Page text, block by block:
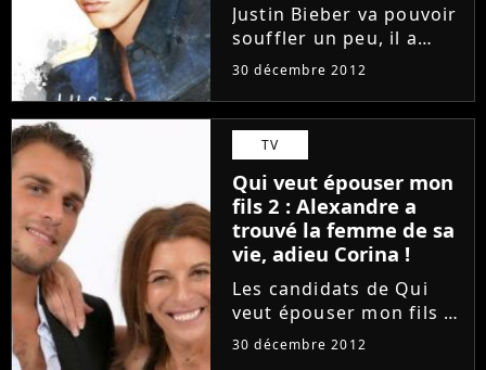
Justin Bieber va pouvoir
souffler un peu, il a
enfin terminé
nouvel album
acoustique, attendu
dans les bacs le 29
janvier prochain. Mais
sur Twitter, le
boyfriend...
30 décembre 2012
TV
Qui veut épouser mon
fils 2 : Alexandre a
trouvé la femme de sa
vie, adieu Corina !
Les candidats de Qui
veut épouser mon fils 2
ont dû faire un choix
30 décembre 2012